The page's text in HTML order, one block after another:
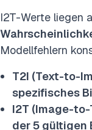
I2T-Werte liegen
Modellfehlern
T2I (Text-to-
spezifisches
I2T (Image-to-
der 5 gültigen